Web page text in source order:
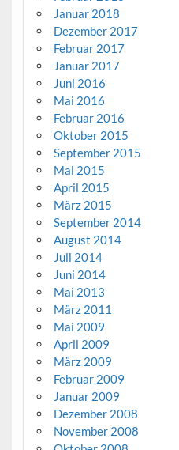
Januar 2018
Dezember 2017
Februar 2017
Januar 2017
Juni 2016
Mai 2016
Februar 2016
Oktober 2015
September 2015
Mai 2015
April 2015
März 2015
September 2014
August 2014
Juli 2014
Juni 2014
Mai 2013
März 2011
Mai 2009
April 2009
März 2009
Februar 2009
Januar 2009
Dezember 2008
November 2008